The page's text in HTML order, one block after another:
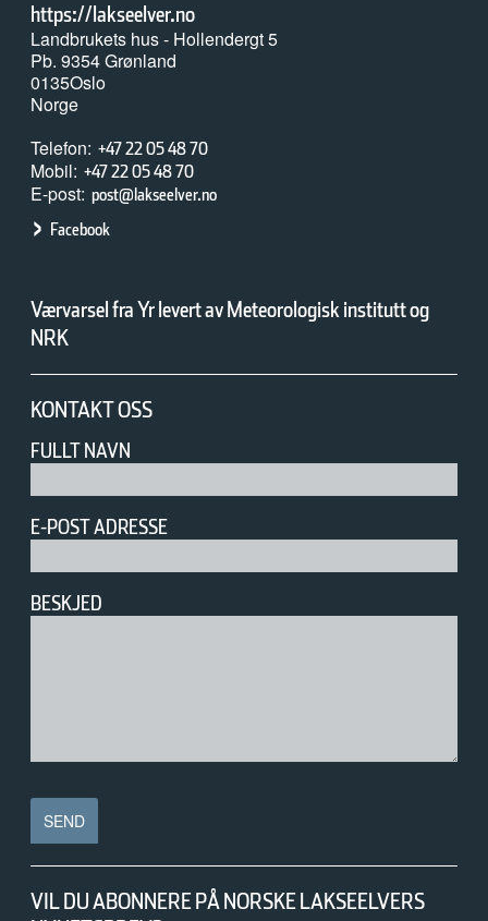
https://lakseelver.no
Landbrukets hus - Hollendergt 5
Pb. 9354 Grønland
0135Oslo
Norge
Telefon +47 22 05 48 70
Mobil +47 22 05 48 70
E-post post@lakseelver.no
Facebook
Værvarsel fra Yr levert av Meteorologisk institutt og
NRK
KONTAKT OSS
FULLT NAVN
E-POST ADRESSE
BESKJED
VIL DU ABONNERE PÅ NORSKE LAKSEELVERS